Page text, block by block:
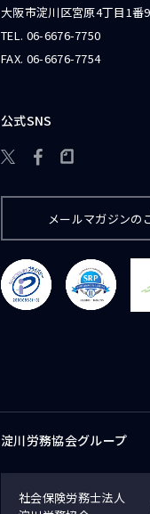
大阪市淀川区宮原4丁目1番
TEL. 06-6676-7750
FAX. 06-6676-7754
公式SNS

メールマガジンの
淀川労務協会グループ
社会保険労務士法人